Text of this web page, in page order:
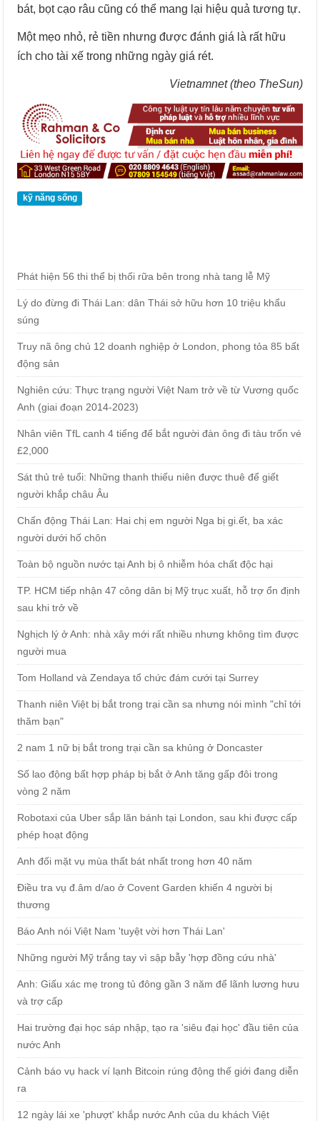
bát, bọt cạo râu cũng có thể mang lại hiệu quả tương tự.
Một mẹo nhỏ, rẻ tiền nhưng được đánh giá là rất hữu
ích cho tài xế trong những ngày giá rét.
Vietnamnet (theo TheSun)
kỹ năng sống
Phát hiện 56 thi thể bị thối rữa bên trong nhà tang lễ Mỹ
Lý do đừng đi Thái Lan: dân Thái sở hữu hơn 10 triệu khẩu
súng
Truy nã ông chủ 12 doanh nghiệp ở London, phong tỏa 85 bất
động sản
Nghiên cứu: Thực trạng người Việt Nam trở về từ Vương quốc
Anh (giai đoạn 2014-2023)
Nhân viên TfL canh 4 tiếng để bắt người đàn ông đi tàu trốn vé
£2,000
Sát thủ trẻ tuổi: Những thanh thiếu niên được thuê để giết
người khắp châu Âu
Chấn động Thái Lan: Hai chị em người Nga bị gi.ết, ba xác
người dưới hố chôn
Toàn bộ nguồn nước tại Anh bị ô nhiễm hóa chất độc hại
TP. HCM tiếp nhận 47 công dân bị Mỹ trục xuất, hỗ trợ ổn định
sau khi trở về
Nghịch lý ở Anh: nhà xây mới rất nhiều nhưng không tìm được
người mua
Tom Holland và Zendaya tổ chức đám cưới tại Surrey
Thanh niên Việt bị bắt trong trại cần sa nhưng nói mình "chỉ tới
thăm bạn"
2 nam 1 nữ bị bắt trong trại cần sa khủng ở Doncaster
Số lao động bất hợp pháp bị bắt ở Anh tăng gấp đôi trong
vòng 2 năm
Robotaxi của Uber sắp lăn bánh tại London, sau khi được cấp
phép hoạt động
Anh đối mặt vụ mùa thất bát nhất trong hơn 40 năm
Điều tra vụ đ.âm d/ao ở Covent Garden khiến 4 người bị
thương
Báo Anh nói Việt Nam 'tuyệt vời hơn Thái Lan'
Những người Mỹ trắng tay vì sập bẫy 'hợp đồng cứu nhà'
Anh: Giấu xác mẹ trong tủ đông gần 3 năm để lãnh lương hưu
và trợ cấp
Hai trường đại học sáp nhập, tạo ra 'siêu đại học' đầu tiên của
nước Anh
Cảnh báo vụ hack ví lạnh Bitcoin rúng động thế giới đang diễn
ra
12 ngày lái xe 'phượt' khắp nước Anh của du khách Việt